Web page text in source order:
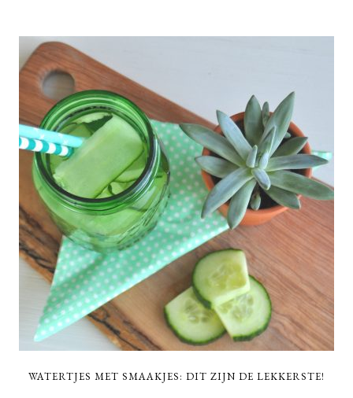
WATERTJES MET SMAAKJES: DIT ZIJN DE LEKKERSTE!